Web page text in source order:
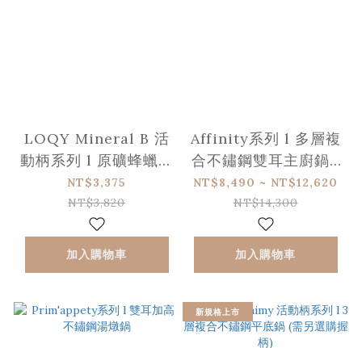
LOQY Mineral B 活
動柄系列 l 原礦蜂蠟深
煎鐵鍋 (需另選購握柄)
NT$3,375
NT$3,820
加入購物車
Affinity系列 l 多層複
合不鏽鋼雙耳主廚鍋 l
含蓋
NT$8,490 ~ NT$12,620
NT$14,300
加入購物車
新規格上市